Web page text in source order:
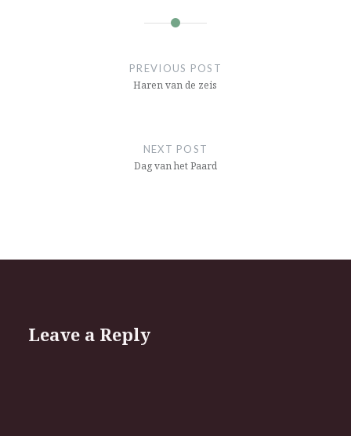
PREVIOUS POST
Haren van de zeis
NEXT POST
Dag van het Paard
Leave a Reply